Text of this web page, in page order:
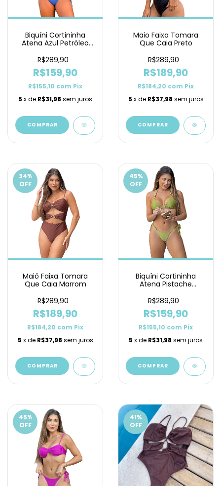
Biquíni Cortininha
Atena Azul Petróleo
R$289,90
R$159,90
R$155,10 com Pix
5 x de R$31,98 sem juros
COMPRAR
Maio Faixa Tomara
Que Caia Preto
R$289,90
R$189,90
R$184,20 com Pix
5 x de R$37,98 sem juros
COMPRAR
34%
OFF
Maiô Faixa Tomara
Que Caia Marrom
R$289,90
R$189,90
R$184,20 com Pix
5 x de R$37,98 sem juros
COMPRAR
45%
OFF
Biquíni Cortininha
Atena Pistache
R$289,90
R$159,90
R$155,10 com Pix
5 x de R$31,98 sem juros
COMPRAR
45%
OFF
41%
OFF